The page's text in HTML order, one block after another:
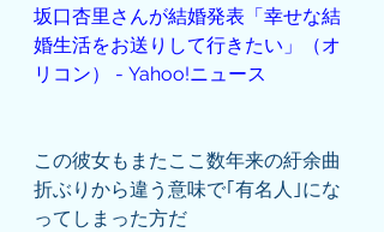
坂口杏里さんが結婚発表「幸せな結
婚生活をお送りして行きたい」（オ
リコン） - Yahoo!ニュース
この彼女もまたここ数年来の紆余曲
折ぶりから違う意味で｢有名人｣にな
ってしまった方だ